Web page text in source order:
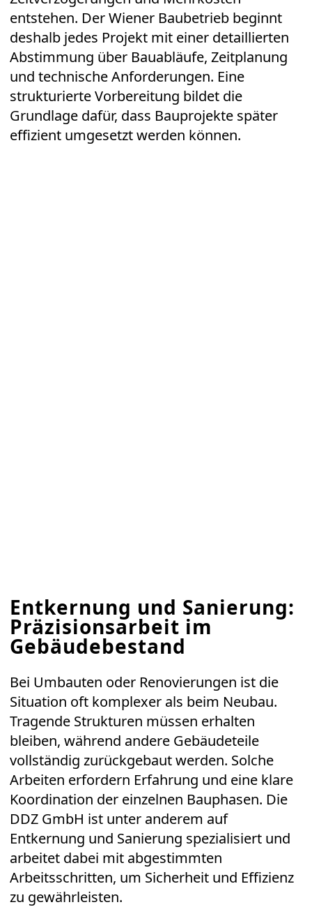
entstehen. Der Wiener Baubetrieb beginnt
deshalb jedes Projekt mit einer detaillierten
Abstimmung über Bauabläufe, Zeitplanung
und technische Anforderungen. Eine
strukturierte Vorbereitung bildet die
Grundlage dafür, dass Bauprojekte später
effizient umgesetzt werden können.
Entkernung und Sanierung:
Präzisionsarbeit im
Gebäudebestand
Bei Umbauten oder Renovierungen ist die
Situation oft komplexer als beim Neubau.
Tragende Strukturen müssen erhalten
bleiben, während andere Gebäudeteile
vollständig zurückgebaut werden. Solche
Arbeiten erfordern Erfahrung und eine klare
Koordination der einzelnen Bauphasen. Die
DDZ GmbH ist unter anderem auf
Entkernung und Sanierung spezialisiert und
arbeitet dabei mit abgestimmten
Arbeitsschritten, um Sicherheit und Effizienz
zu gewährleisten.